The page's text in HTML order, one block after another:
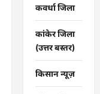
कवर्धा जिला
कांकेर जिला
(उत्तर बस्तर)
किसान न्यूज़